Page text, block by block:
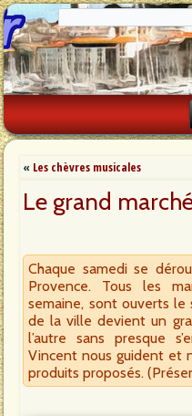
« Les chèvres musicales
Le grand
Chaque samedi se
Provence. Tous les
semaine, sont ouverts
de la ville devient un
l’autre sans presque
Vincent nous guident et
produits proposés.